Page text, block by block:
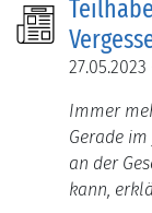
Immer
Gerade
an der
kann,